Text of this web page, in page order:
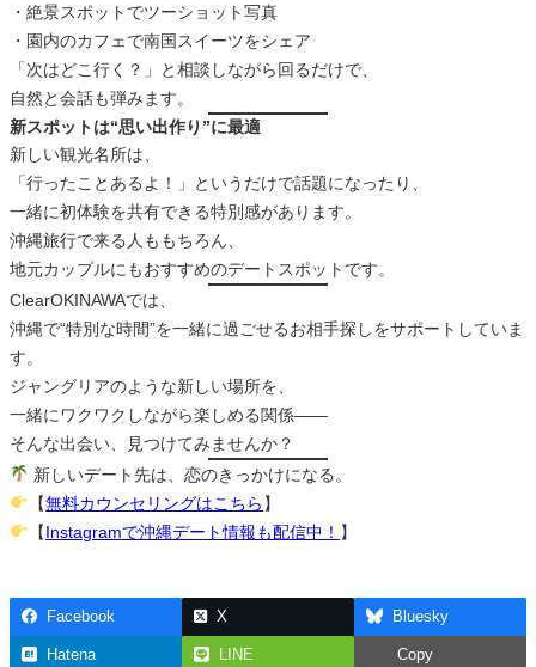
・絶景スポットでツーショット写真
・園内のカフェで南国スイーツをシェア
「次はどこ行く？」と相談しながら回るだけで、
自然と会話も弾みます。
新スポットは“思い出作り”に最適
新しい観光名所は、
「行ったことあるよ！」というだけで話題になったり、
一緒に初体験を共有できる特別感があります。
沖縄旅行で来る人ももちろん、
地元カップルにもおすすめのデートスポットです。
ClearOKINAWAでは、
沖縄で“特別な時間”を一緒に過ごせるお相手探しをサポートしていま
す。
ジャングリアのような新しい場所を、
一緒にワクワクしながら楽しめる関係――
そんな出会い、見つけてみませんか？
新しいデート先は、恋のきっかけになる。
【無料カウンセリングはこちら 】
【Instagramで沖縄デート情報も配信中！ 】
Facebook X Bluesky
Hatena LINE Copy